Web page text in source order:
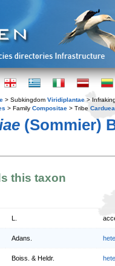
> Subkingdom Viridiplantae >
> Family Compositae > Tribe
(Sommier)
this taxon
Adans.
Boiss. & Heldr.